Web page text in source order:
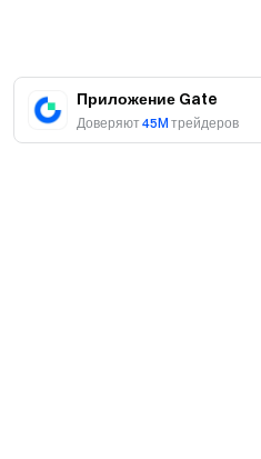
Приложение Gate
Доверяют45M трейдеров